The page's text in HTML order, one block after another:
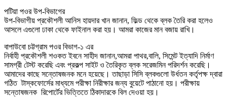
পটিয়া পওর উপ-বিভাগের
উপ-বিভাগীয় প্রকৌশলী আনিস হায়দার খান জানান, ফিল্ড থেকে ব্লক তৈরি করা হলেও
আসলে এগুলো ঢাকা থেকে ফাইনাল করা হয়। আমরা কাজের মান বজায় রাখি।
বাপাউবো চট্টগ্রাম পওর বিভাগ-১ এর
নির্বাহী প্রকৌশলী শওকত ইবনে সাহীদ জানান,আমরা পাথর,বালি, সিমেন্ট ইত্যাদি নির্মাণ
সামগ্রী টেস্ট করেছি এবং প্রকল্প সাইট ও তৈরিকৃত ব্লক সরেজমিন পরিদর্শন করেছি।
আমাদের কাছে সন্তোষজনক মনে হয়েছে। তাছাড়া সিসি ব্লকগুলো উর্ধতন কর্তৃপক্ষ দ্বারা
গঠিত টাস্কফোর্সের মাধ্যমে পরীক্ষা নিরীক্ষার জন্য বুয়েটে পাঠানো হয়। পরীক্ষায়
সন্তোষজনক রিপোর্টের ভিত্তিতে ঠিকাদারকে বিল দেওয়া হয়।